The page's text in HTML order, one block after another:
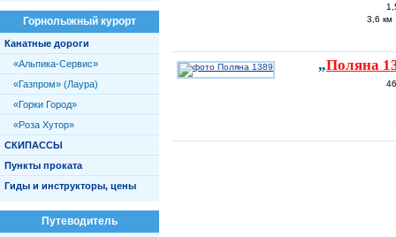
3,6 км
„Поляна
Горнолыжный курорт
Канатные дороги
«Альпика-Сервис»
«Газпром» (Лаура)
«Горки Город»
«Роза Хутор»
СКИПАССЫ
Пункты проката
Гиды и инструкторы, цены
Путеводитель